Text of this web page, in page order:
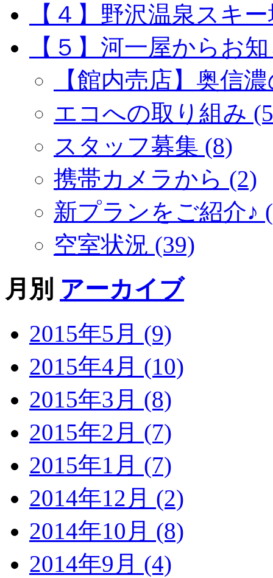
【４】野沢温泉スキ
【５】河一屋からお
【館内売店】奥信
エコへの取り組み
スタッフ募集 (8)
携帯カメラから (2)
新プランをご紹介♪
空室状況 (39)
月別 アーカイブ
2015年5月 (9)
2015年4月 (10)
2015年3月 (8)
2015年2月 (7)
2015年1月 (7)
2014年12月 (2)
2014年10月 (8)
2014年9月 (4)